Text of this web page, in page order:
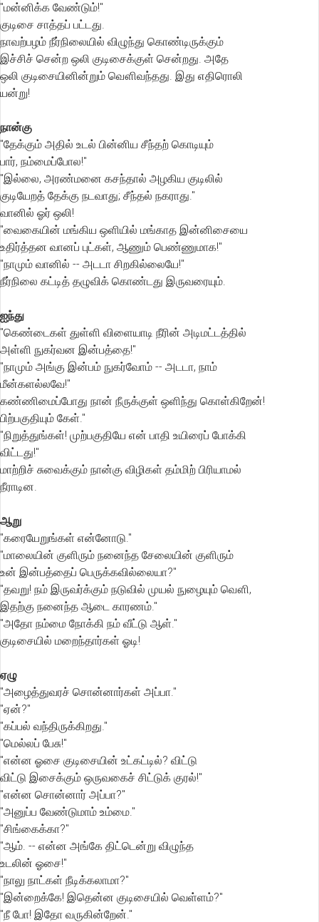
"மன்னிக்க வேண்டும்!"
குடிசை சாத்தப் பட்டது.
நாவற்பழம் நீர்நிலையில் விழுந்து கொண்டிருக்கும்
இச்சிச் சென்ற ஒலி குடிசைக்குள் சென்றது. அதே
ஒலி குடிசையினின்றும் வௌிவந்தது. இது எதிரொலி
யன்று!
நான்கு
"தேக்கும் அதில் உடல் பின்னிய சீந்தற் கொடியும்
பார், நம்மைப்போல!"
"இல்லை, அரண்மனை கசந்தால் அழகிய குடிலில்
குடியேறத் தேக்கு நடவாது; சீந்தல் நகராது."
வானில் ஓர் ஒலி!
"வைகையின் மங்கிய ஒளியில் மங்காத இன்னிசையை
உதிர்த்தன வானப் புட்கள், ஆணும் பெண்ணுமாக!"
"நாமும் வானில் -- அடடா சிறகில்லையே!"
நீர்நிலை கட்டித் தழுவிக் கொண்டது இருவரையும்.
ஐந்து
"கெண்டைகள் துள்ளி விளையாடி நீரின் அடிமட்டத்தில்
அள்ளி நுகர்வன இன்பத்தை!"
"நாமும் அங்கு இன்பம் நுகர்வோம் -- அடடா, நாம்
மீன்களல்லவே!"
கண்ணிமைப்போது நான் நீருக்குள் ஒளிந்து கொள்கிறேன்!
பிற்பகுதியும் கேள்."
"நிறுத்துங்கள்! முற்பகுதியே என் பாதி உயிரைப் போக்கி
விட்டது!"
மாற்றிச் சுவைக்கும் நான்கு விழிகள் தம்மிற் பிரியாமல்
நீராடின.
ஆறு
"கரையேறுங்கள் என்னோடு."
"மாலையின் குளிரும் நனைந்த சேலையின் குளிரும்
உன் இன்பத்தைப் பெருக்கவில்லையா?"
"தவறு! நம் இருவர்க்கும் நடுவில் முயல் நுழையும் வௌி,
இதற்கு நனைந்த ஆடை காரணம்."
"அதோ நம்மை நோக்கி நம் வீட்டு ஆள்."
குடிசையில் மறைந்தார்கள் ஓடி!
ஏழு
"அழைத்துவரச் சொன்னார்கள் அப்பா."
"ஏன்?"
"கப்பல் வந்திருக்கிறது."
"மெல்லப் பேசு!"
"என்ன ஓசை குடிசையின் உட்கட்டில்? விட்டு
விட்டு இசைக்கும் ஒருவகைச் சிட்டுக் குரல்!"
"என்ன சொன்னார் அப்பா?"
"அனுப்ப வேண்டுமாம் உம்மை."
"சிங்கைக்கா?"
"ஆம். -- என்ன அங்கே திட்டென்று விழுந்த
உடலின் ஓசை!"
"நாலு நாட்கள் நீடிக்கலாமா?"
"இன்றைக்கே! இதென்ன குடிசையில் வெள்ளம்?"
"நீ போ! இதோ வருகின்றேன்."